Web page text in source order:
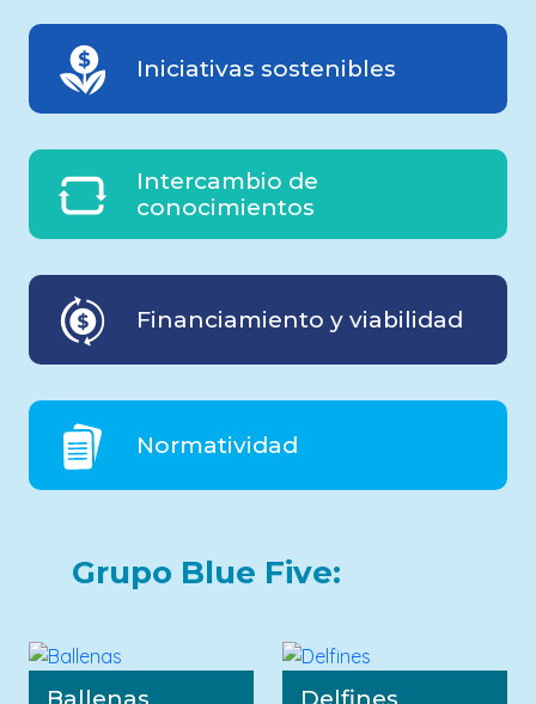
Iniciativas sostenibles
Intercambio de
conocimientos
Financiamiento y viabilidad
Normatividad
Grupo Blue Five: